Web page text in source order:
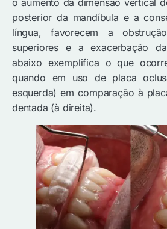
o aumento da dimensão vertical
posterior da mandíbula e a
língua, favorecem a
superiores e a exacerbação
abaixo exemplifica o que
quando em uso de placa
esquerda) em comparação à
dentada (à direita).